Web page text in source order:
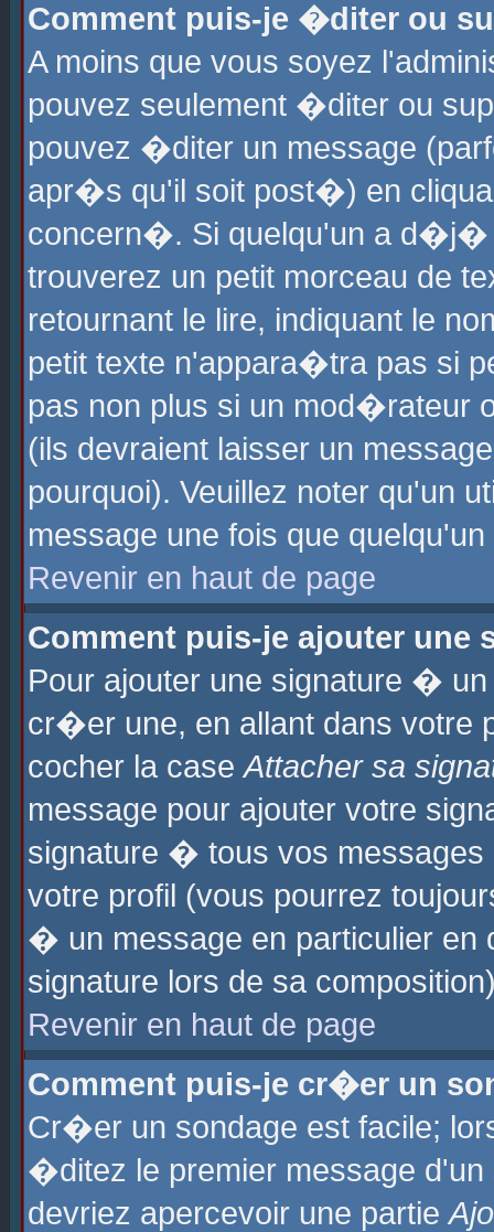
Comment puis-je �diter ou
A moins que vous soyez
pouvez seulement �diter ou
pouvez �diter un message
apr�s qu'il soit post�) en
concern�. Si quelqu'un a
trouverez un petit morceau de
retournant le lire, indiquant le
petit texte n'appara�tra pas si
pas non plus si un mod�rateur
(ils devraient laisser un
pourquoi). Veuillez noter qu'un
message une fois que
Revenir en haut de page
Comment puis-je ajouter une
Pour ajouter une signature �
cr�er une, en allant dans
cocher la caseAttacher sa
message pour ajouter votre
signature � tous vos
votre profil (vous pourrez
� un message en particulier
signature lors de sa
Revenir en haut de page
Comment puis-je cr�er un
Cr�er un sondage est facile;
�ditez le premier message
devriez apercevoir une partie